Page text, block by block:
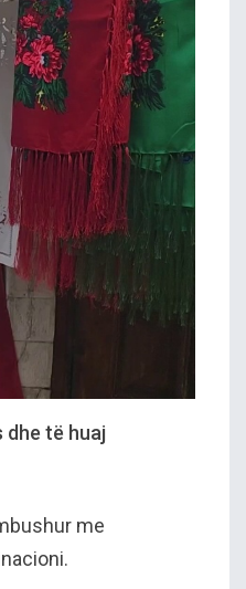
dhe të huaj
me